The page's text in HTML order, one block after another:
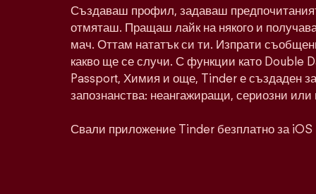
Създаваш профил, задаваш
отмяташ. Пращаш лайк на някого и
мач. Оттам нататък си ти. Изпрати
какво ще се случи. С функции като Double
Passport, Химия и още, Tinder е създаден
запознанства: неангажиращи, сериозни или
Свали приложение Tinder безплатно за